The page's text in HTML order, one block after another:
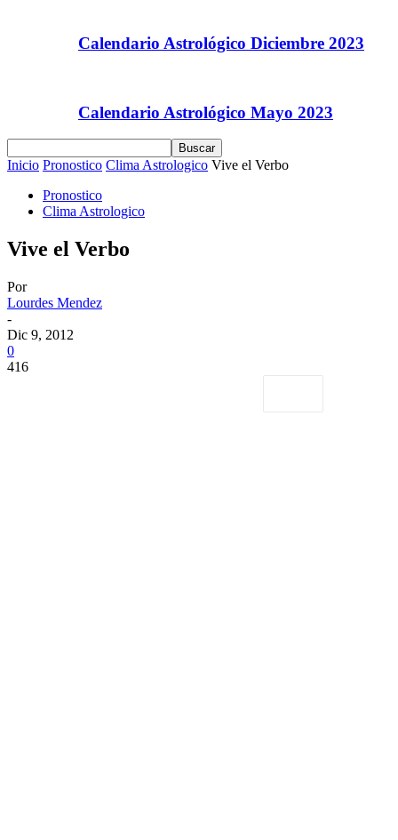
Calendario Astrológico Diciembre 2023
Calendario Astrológico Mayo 2023
Inicio Pronostico Clima Astrologico Vive el Verbo
Pronostico
Clima Astrologico
Vive el Verbo
Por
Lourdes Mendez
-
Dic 9, 2012
0
416